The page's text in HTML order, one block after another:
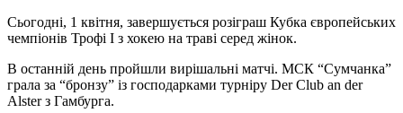
Сьогодні, 1 квітня, завершується розіграш Кубка європейських
чемпіонів Трофі I з хокею на траві серед жінок.
В останній день пройшли вирішальні матчі. МСК “Сумчанка”
грала за “бронзу” із господарками турніру Der Club an der
Alster з Гамбурга.